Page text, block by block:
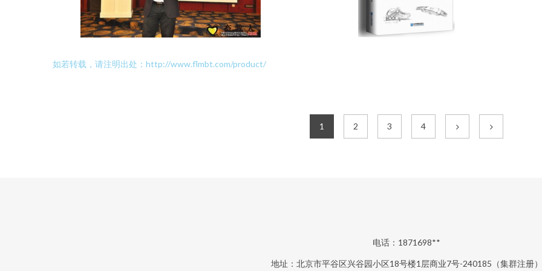
如若转载，请注明出处：http://www.flmbt.com/product/
1 2 3 4
电话：1871698**
地址：北京市平谷区兴谷园小区18号楼1层商业7号-240185（集群注册）